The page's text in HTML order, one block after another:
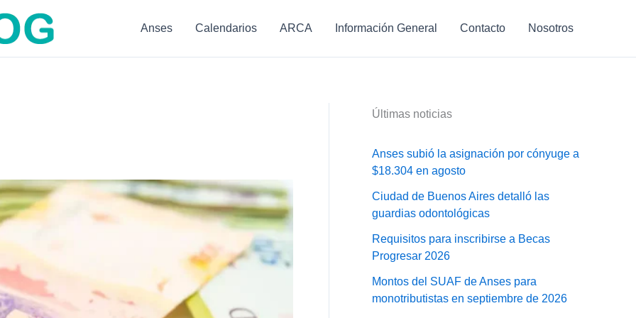
Anses Calendarios ARCA Información General Contacto Nosotros
Últimas noticias
Anses subió la asignación por cónyuge a
$18.304 en agosto
Ciudad de Buenos Aires detalló las
guardias odontológicas
Requisitos para inscribirse a Becas
Progresar 2026
Montos del SUAF de Anses para
monotributistas en septiembre de 2026